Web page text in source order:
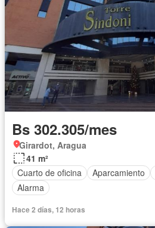
Bs 302.305/mes
Girardot, Aragua
41 m²
Cuarto de oficina
Aparcamiento
Alarma
Hace 2 días, 12 horas